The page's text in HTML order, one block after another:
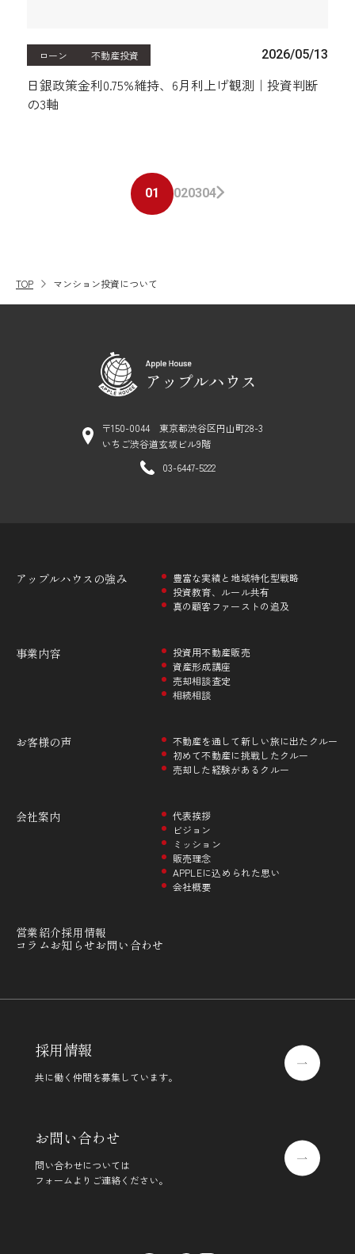
ローン 不動産投資 2026/05/13
日銀政策金利0.75%維持、6月利上げ観測｜投資判断
の3軸
01 020304
TOP マンション投資について
〒150-0044 東京都渋谷区円山町28-3
いちご渋谷道玄坂ビル9階
03-6447-5222
アップルハウスの強み
豊富な実績と地域特化型戦略
投資教育、ルール共有
真の顧客ファーストの追及
事業内容
投資用不動産販売
資産形成講座
売却相談査定
相続相談
お客様の声
不動産を通して新しい旅に出たクルー
初めて不動産に挑戦したクルー
売却した経験があるクルー
会社案内
代表挨拶
ビジョン
ミッション
販売理念
APPLEに込められた思い
会社概要
営業紹介採用情報
コラムお知らせお問い合わせ
採用情報
共に働く仲間を募集しています。
お問い合わせ
問い合わせについては
フォームよりご連絡ください。